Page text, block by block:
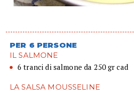
PER 6 PERSONE
IL SALMONE
6 tranci di salmone da 250 gr cad
LA SALSA MOUSSELINE